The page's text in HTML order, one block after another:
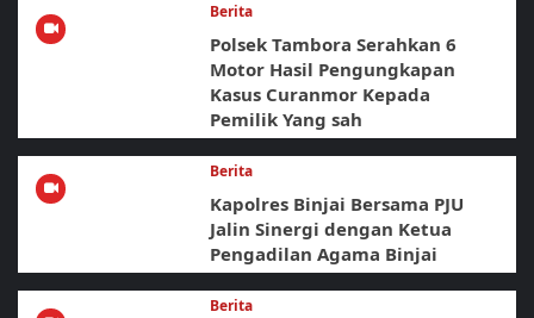
Berita
Polsek Tambora Serahkan 6
Motor Hasil Pengungkapan
Kasus Curanmor Kepada
Pemilik Yang sah
Berita
Kapolres Binjai Bersama PJU
Jalin Sinergi dengan Ketua
Pengadilan Agama Binjai
Berita